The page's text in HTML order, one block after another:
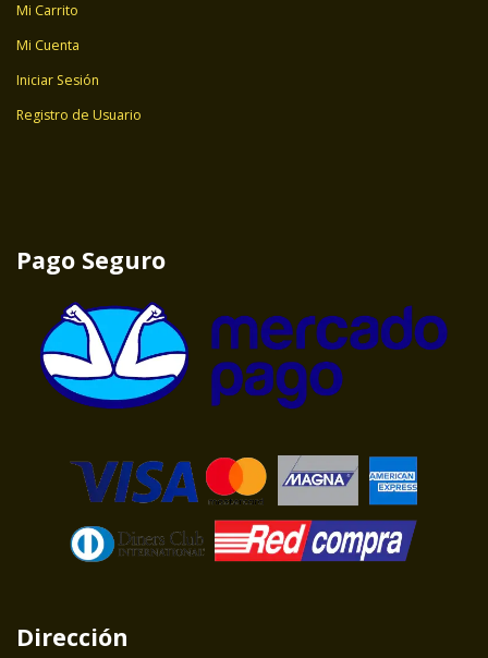
Mi Carrito
Mi Cuenta
Iniciar Sesión
Registro de Usuario
Pago Seguro
Dirección